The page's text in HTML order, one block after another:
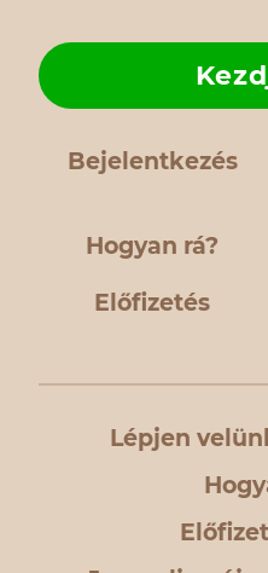
Bejelentkezés
Hogyan rá?
Előfizetés
Lépjen